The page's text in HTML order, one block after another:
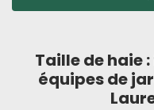
Taille de haie
équipes de